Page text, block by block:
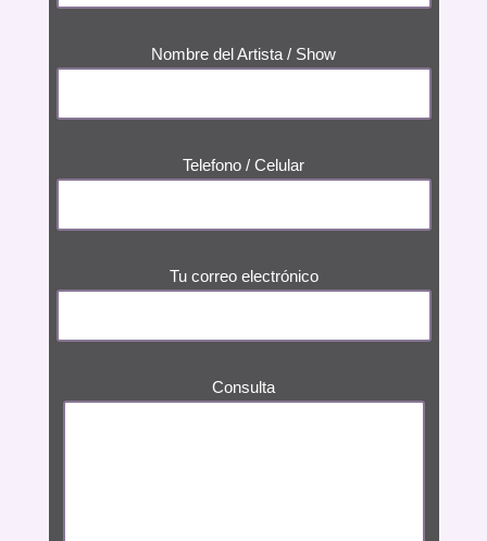
Nombre del Artista / Show
Telefono / Celular
Tu correo electrónico
Consulta